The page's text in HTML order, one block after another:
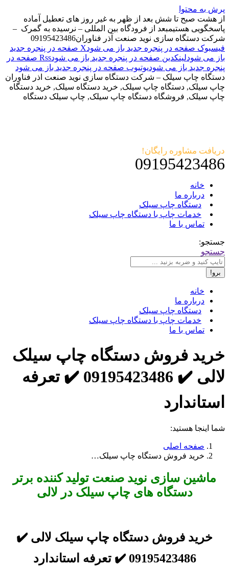
پرش به محتوا
از هشت صبح تا شش بعد از ظهر به غیر روز های تعطیل آماده
پاسخگویی هستیمبعد از فرودگاه بین المللی – نرسیده به گمرک –
شرکت دستگاه سازی نوید صنعت آذر فناوران09195423486
فیسبوک صفحه در پنجره جدید باز می شود
X صفحه در پنجره جدید
باز می شودلینکدین صفحه در پنجره جدید باز می شود
Rss صفحه در
پنجره جدید باز می شودیوتیوب صفحه در پنجره جدید باز می شود
دستگاه چاپ سیلک – شرکت دستگاه سازی نوید صنعت اذر فناوران
چاپ سیلک, دستگاه چاپ سیلک, خرید دستگاه سیلک, خرید دستگاه
چاپ سیلک, فروشگاه دستگاه چاپ سیلک, چاپ سیلک دستگاه
دریافت مشاوره رایگان!
09195423486
خانه
درباره ما
دستگاه چاپ سیلک
خدمات چاپ با دستگاه چاپ سیلک
تماس با ما
جستجو:
جستجو
خانه
درباره ما
دستگاه چاپ سیلک
خدمات چاپ با دستگاه چاپ سیلک
تماس با ما
خرید فروش دستگاه چاپ سیلک
لالی ✔️ 09195423486 ✔️ تعرفه
استاندارد
شما اینجا هستید:
صفحه اصلی
خرید فروش دستگاه چاپ سیلک…
ماشین سازی نوید صنعت تولید کننده برتر
دستگاه های چاپ سیلک در لالی
خرید فروش دستگاه چاپ سیلک لالی ✔️
09195423486 ✔️ تعرفه استاندارد